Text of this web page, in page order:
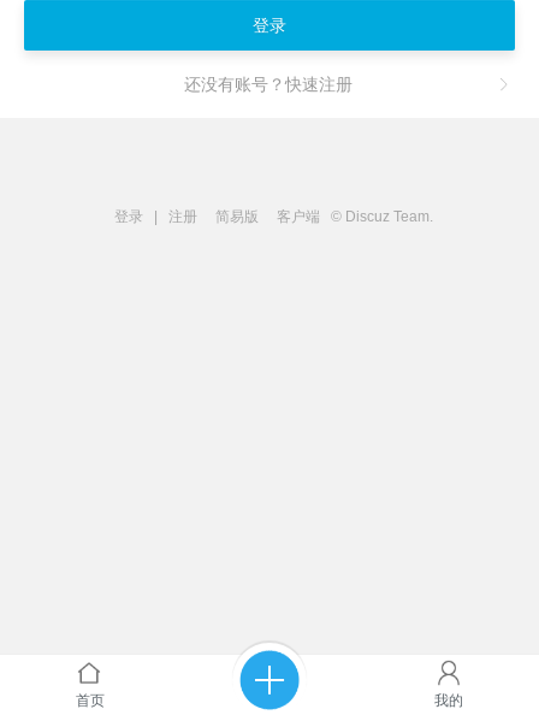
登录
还没有账号？快速注册
登录 注册 简易版 客户端 © Discuz Team.
首页 我的